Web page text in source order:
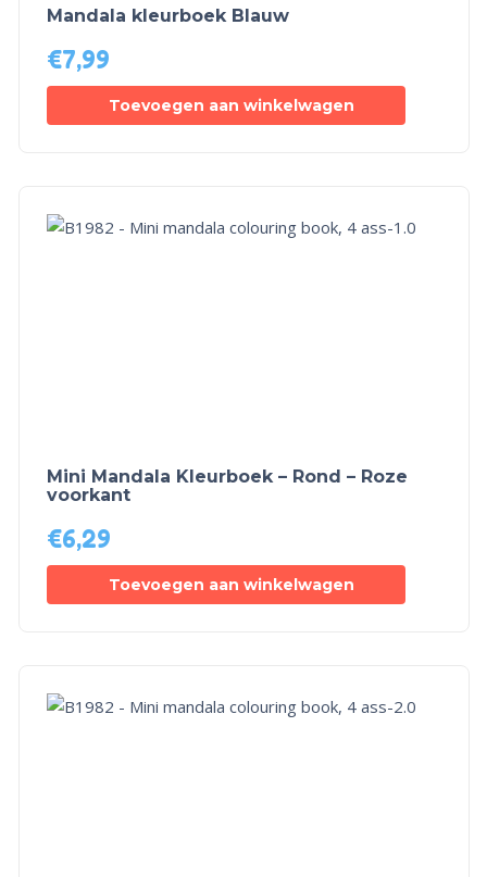
Mandala kleurboek Blauw
€7,99
Toevoegen aan winkelwagen
Mini Mandala Kleurboek – Rond – Roze
voorkant
€6,29
Toevoegen aan winkelwagen